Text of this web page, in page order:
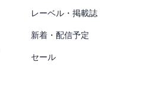
レーベル・掲載誌
新着・配信予定
セール